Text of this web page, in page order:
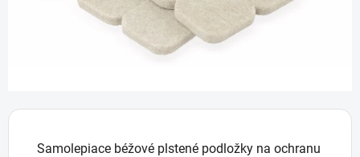
Samolepiace béžové plstené podložky na ochranu